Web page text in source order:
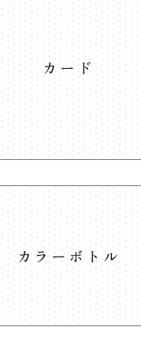
カード
カラーボトル